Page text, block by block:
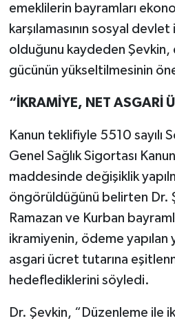
emeklilerin bayramları
karşılamasının sosyal
olduğunu kaydeden Şevkin,
gücünün yükseltilmesinin
“İKRAMİYE, NET ASGARİ
Kanun teklifiyle 5510 sayılı
Genel Sağlık Sigortası
maddesinde değişiklik
öngörüldüğünü belirten Dr.
Ramazan ve Kurban
ikramiyenin, ödeme yapılan
asgari ücret tutarına
hedeflediklerini söyledi.
Dr. Şevkin, “Düzenleme ile